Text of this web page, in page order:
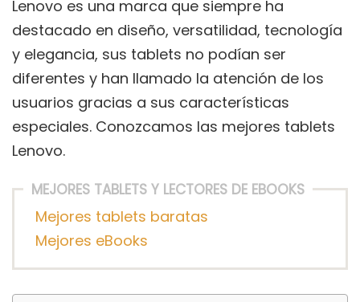
Lenovo es una marca que siempre ha
destacado en diseño, versatilidad, tecnología
y elegancia, sus tablets no podían ser
diferentes y han llamado la atención de los
usuarios gracias a sus características
especiales. Conozcamos las mejores tablets
Lenovo.
MEJORES TABLETS Y LECTORES DE EBOOKS
Mejores tablets baratas
Mejores eBooks